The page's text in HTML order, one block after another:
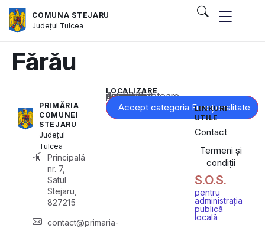
COMUNA STEJARU
Județul Tulcea
Fărău
PRIMĂRIA
COMUNEI
STEJARU
Județul
Tulcea
Principală
nr. 7,
Satul
Stejaru,
827215
contact@primaria-
LOCALIZARE
Acest conținut este blocat până când acceptați categoria corespunzătoare de cookie-uri.
Accept categoria Funcționalitate
LINKURI
UTILE
Contact
Termeni și
condiții
S.O.S.
pentru
administrația
publică
locală